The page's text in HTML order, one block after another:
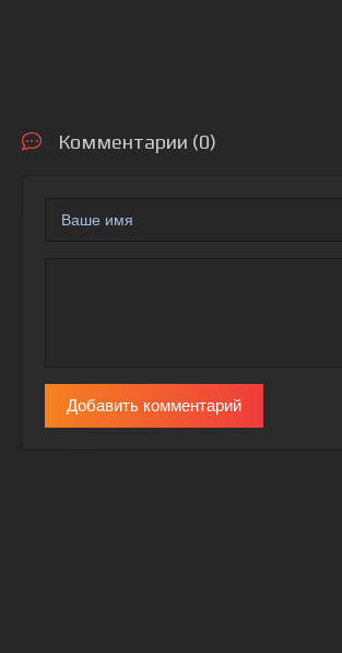
Комментарии (0)
Добавить комментарий